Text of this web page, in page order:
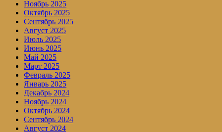
Ноябрь 2025
Октябрь 2025
Сентябрь 2025
Август 2025
Июль 2025
Июнь 2025
Май 2025
Март 2025
Февраль 2025
Январь 2025
Декабрь 2024
Ноябрь 2024
Октябрь 2024
Сентябрь 2024
Август 2024